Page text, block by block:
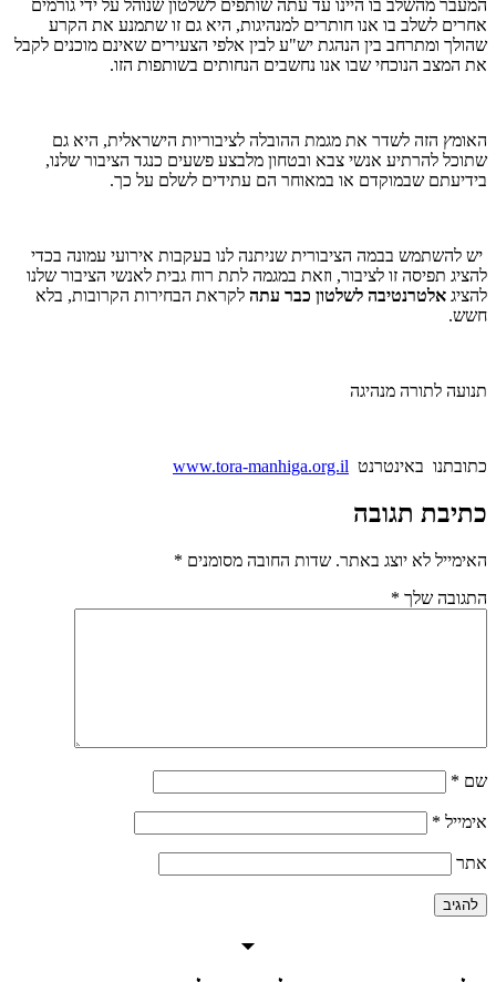
המעבר מהשלב בו היינו עד עתה שותפים לשלטון שנוהל על ידי גורמים
אחרים לשלב בו אנו חותרים למנהיגות, היא גם זו שתמנע את הקרע
שהולך ומתרחב בין הנהגת יש"ע לבין אלפי הצעירים שאינם מוכנים לקבל
את המצב הנוכחי שבו אנו נחשבים הנחותים בשותפות הזו.
האומץ הזה לשדר את מגמת ההובלה לציבוריות הישראלית, היא גם
שתוכל להרתיע אנשי צבא ובטחון מלבצע פשעים כנגד הציבור שלנו,
בידיעתם שבמוקדם או במאוחר הם עתידים לשלם על כך.
יש להשתמש בבמה הציבורית שניתנה לנו בעקבות אירועי עמונה בכדי
להציג תפיסה זו לציבור, וזאת במגמה לתת רוח גבית לאנשי הציבור שלנו
להציג אלטרנטיבה לשלטון כבר עתה לקראת הבחירות הקרובות, בלא
חשש.
תנועה לתורה מנהיגה
כתובתנו באינטרנט www.tora-manhiga.org.il
כתיבת תגובה
האימייל לא יוצג באתר. שדות החובה מסומנים *
התגובה שלך *
שם *
אימייל *
אתר